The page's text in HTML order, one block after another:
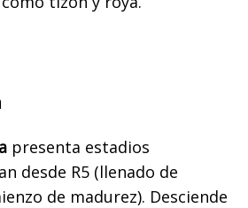
presenta estadios
desde R5 (llenado de
de madurez). Desciende